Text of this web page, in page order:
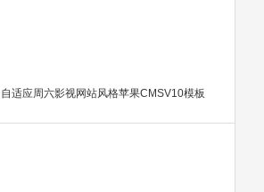
自适应周六影视网站风格苹果CMSV10模板